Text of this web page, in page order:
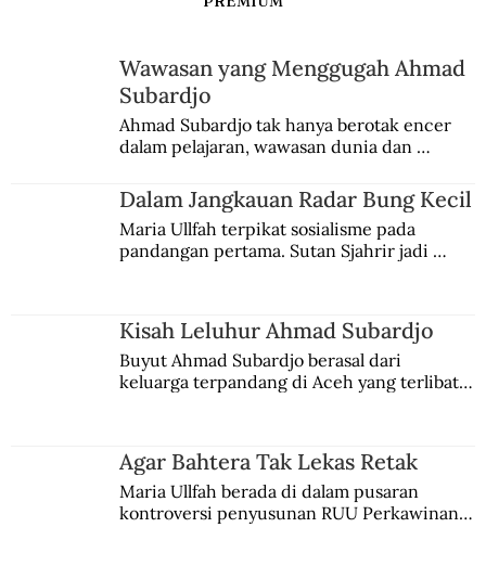
Pao An Tui yang Dibenci Kaum Republik
Wawasan yang Menggugah Ahmad
Subardjo
Ahmad Subardjo tak hanya berotak encer
dalam pelajaran, wawasan dunia dan
Jules Verne, Multatuli, hingga Sun Yat-sen.
Dalam Jangkauan Radar Bung Kecil
Maria Ullfah terpikat sosialisme pada
pandangan pertama. Sutan Sjahrir jadi
Kisah Leluhur Ahmad Subardjo
Buyut Ahmad Subardjo berasal dari
keluarga terpandang di Aceh yang terlibat
Agar Bahtera Tak Lekas Retak
Maria Ullfah berada di dalam pusaran
kontroversi penyusunan RUU Perkawinan.